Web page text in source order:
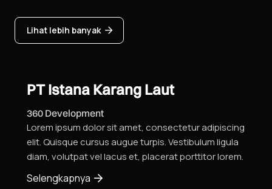
Lihat lebih banyak
PT Istana Karang Laut
360 Development
Lorem ipsum dolor sit amet, consectetur adipiscing
elit. Quisque cursus augue turpis. Vestibulum ligula
diam, volutpat vel lacus et, placerat porttitor lorem.
Selengkapnya